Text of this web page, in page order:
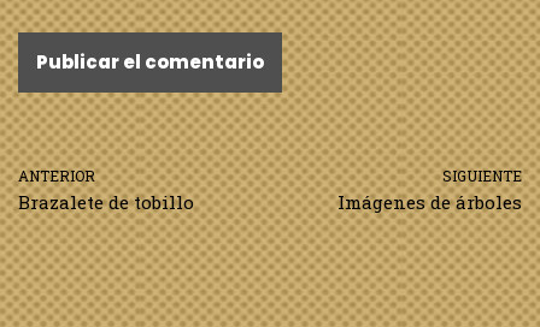
ANTERIOR
Brazalete de tobillo
SIGUIENTE
Imágenes de árboles